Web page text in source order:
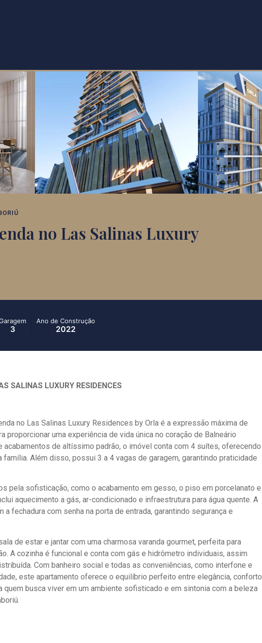
no Las Salinas Luxury
3
Ano de Construção
2022
SALINAS LUXURY RESIDENCES
no Las Salinas Luxury Residences by Orla é a expressão máxima de
proporcionar uma experiência de vida única no coração de Balneário
acabamentos de altíssimo padrão, o imóvel conta com 4 suítes, oferecendo
Além disso, possui 3 a 4 vagas de garagem, garantindo praticidade
pela sofisticação, como o acabamento em gesso, o piso em porcelanato e
aquecimento a gás, ar-condicionado e infraestrutura para água quente. A
fechadura com senha na porta de entrada, garantindo segurança e
de estar e jantar com uma charmosa varanda gourmet, perfeita para
A cozinha é funcional e conta com gás e hidrômetro individuais, assim
Com banheiro social e todas as conveniências, como interfone e
este apartamento oferece o equilíbrio perfeito entre elegância, conforto
quem busca viver em um ambiente sofisticado e em sintonia com a beleza